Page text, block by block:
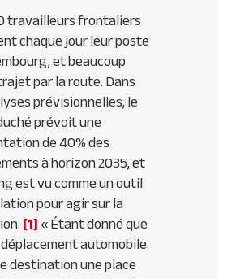
travailleurs frontaliers
chaque jour leur poste
et beaucoup
par la route. Dans
prévisionnelles, le
prévoit une
de 40% des
à horizon 2035, et
est vu comme un outil
pour agir sur la
[1]«Étant donné que
automobile
destination une place